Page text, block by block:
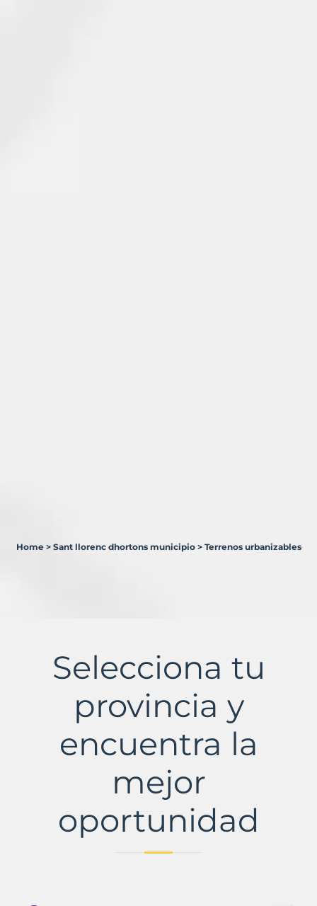
Municipio
Home > Sant llorenc dhortons municipio > Terrenos urbanizables
Selecciona tu
provincia y
encuentra la
mejor
oportunidad